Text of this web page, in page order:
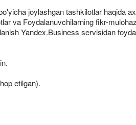
joylashgan tashkilotlar haqida
va Foydalanuvchilarning fikr-
Yandex.Business servisidan
etilgan).